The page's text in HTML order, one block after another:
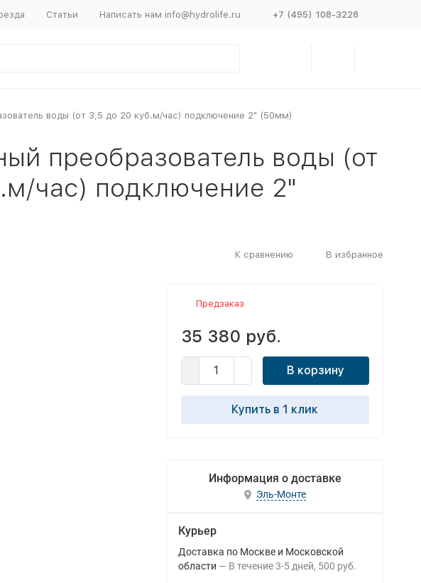
Статьи Написать нам info@hydrolife.ru +7 (495) 108-3228
воды (от 3,5 до 20 куб.м/час) подключение 2" (50мм)
преобразователь воды (от
час) подключение 2"
К сравнению В избранное
Предзаказ
35 380 руб.
В корзину
Купить в 1 клик
Информация о доставке
Эль-Монте
Курьер
Доставка по Москве и Московской
области
В течение 3-5 дней 500 руб.